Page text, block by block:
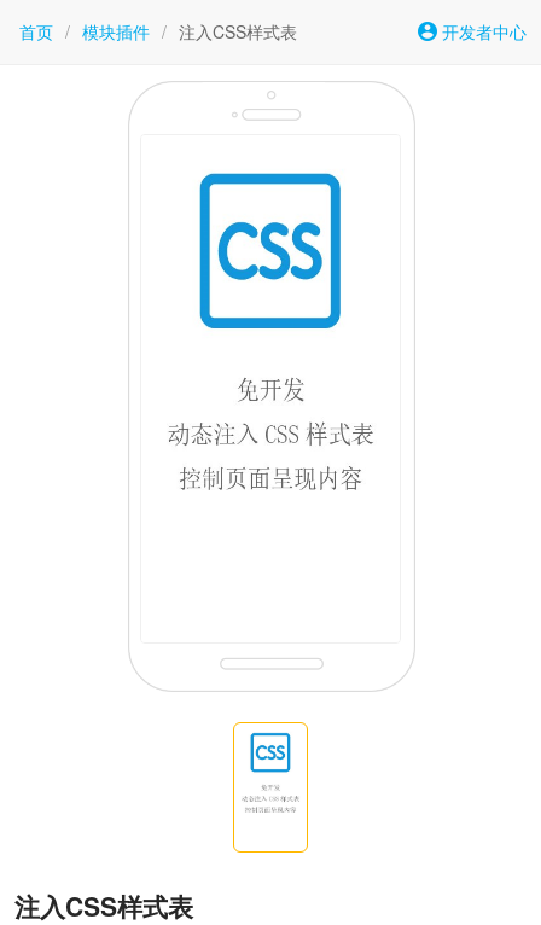
首页 / 模块插件 / 注入CSS样式表 开发者中心
注入CSS样式表